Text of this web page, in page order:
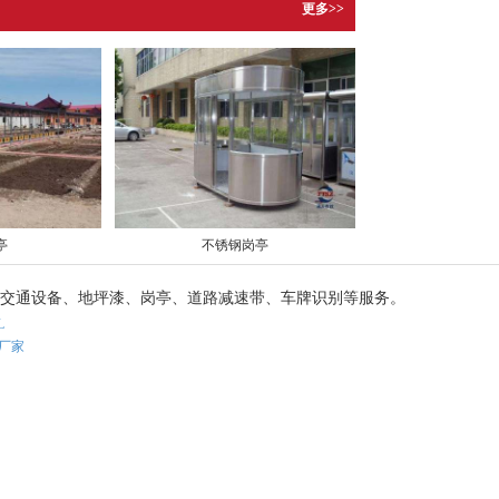
更多>>
不锈钢岗亭
设备、地坪漆、岗亭、道路减速带、车牌识别等服务。
家